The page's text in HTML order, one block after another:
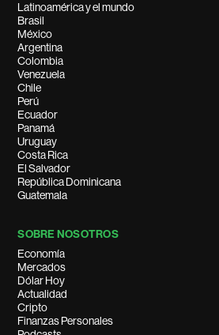
Latinoamérica y el mundo
Brasil
México
Argentina
Colombia
Venezuela
Chile
Perú
Ecuador
Panamá
Uruguay
Costa Rica
El Salvador
República Dominicana
Guatemala
SOBRE NOSOTROS
Economía
Mercados
Dólar Hoy
Actualidad
Cripto
Finanzas Personales